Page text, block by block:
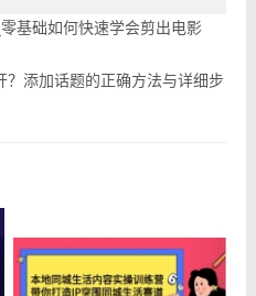
基础如何快速学会剪出电影
添加话题的正确方法与详细步